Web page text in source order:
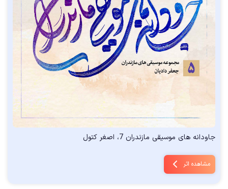
جاودانه های موسیقی مازندران 7، اصغر کتول
مشاهده اثر